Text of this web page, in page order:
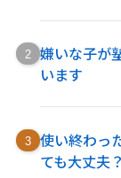
嫌いな子が
います
使い終わっ
ても大丈夫？